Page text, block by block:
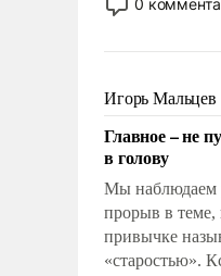
своим
голову мысль:
Украина
вооруженное
с Ираном.
Игорь Мальцев
Главное – не
в голову
Мы наблюдаем
прорыв в теме,
привычке
«старостью».